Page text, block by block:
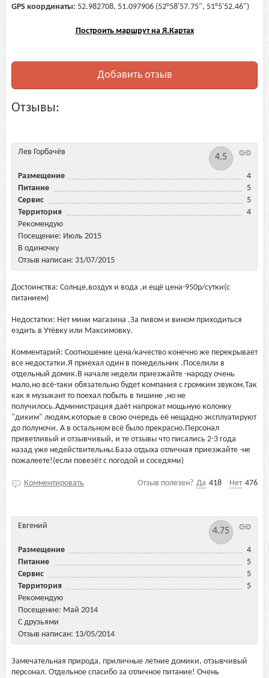
GPS координаты: 52.982708, 51.097906 (52°58'57.75", 51°5'52.46")
Построить маршрут на Я.Картах
Добавить отзыв
Отзывы:
Лев Горбачёв
4.5
Размещение
4
Питание
5
Сервис
5
Территория
4
Рекомендую
Посещение: Июль 2015
В одиночку
Отзыв написан: 31/07/2015
Достоинства: Солнце,воздух и вода ,и ещё цена-950р/сутки(с
питанием)
Недостатки: Нет мини магазина .За пивом и вином приходиться
ездить в Утёвку или Максимовку.
Комментарий: Соотношение цена/качество конечно же перекрывает
все недостатки.Я приехал один в понедельник .Поселили в
отдельный домик.В начале недели приезжайте -народу очень
мало,но всё-таки обязательно будет компания с громким звуком.Так
как я музыкант то поехал побыть в тишине ,но не
получилось.Администрация даёт напрокат мощьную колонку
"диким" людям,которые в свою очередь её нещадно эксплуатируют
до полуночи. А в остальном всё было прекрасно.Персонал
приветливый и отзывчивый, и те отзывы что писались 2-3 года
назад уже недействительны.База отдыха отличная приезжайте -не
пожалеете!(если повезёт с погодой и соседями)
Отзыв полезен? Да 418 Нет 476
Комментировать
Евгений
4.75
Размещение
4
Питание
5
Сервис
5
Территория
5
Рекомендую
Посещение: Май 2014
С друзьями
Отзыв написан: 13/05/2014
Замечательная природа, приличные летние домики, отзывчивый
персонал. Отдельное спасибо за отличное питание! Очень